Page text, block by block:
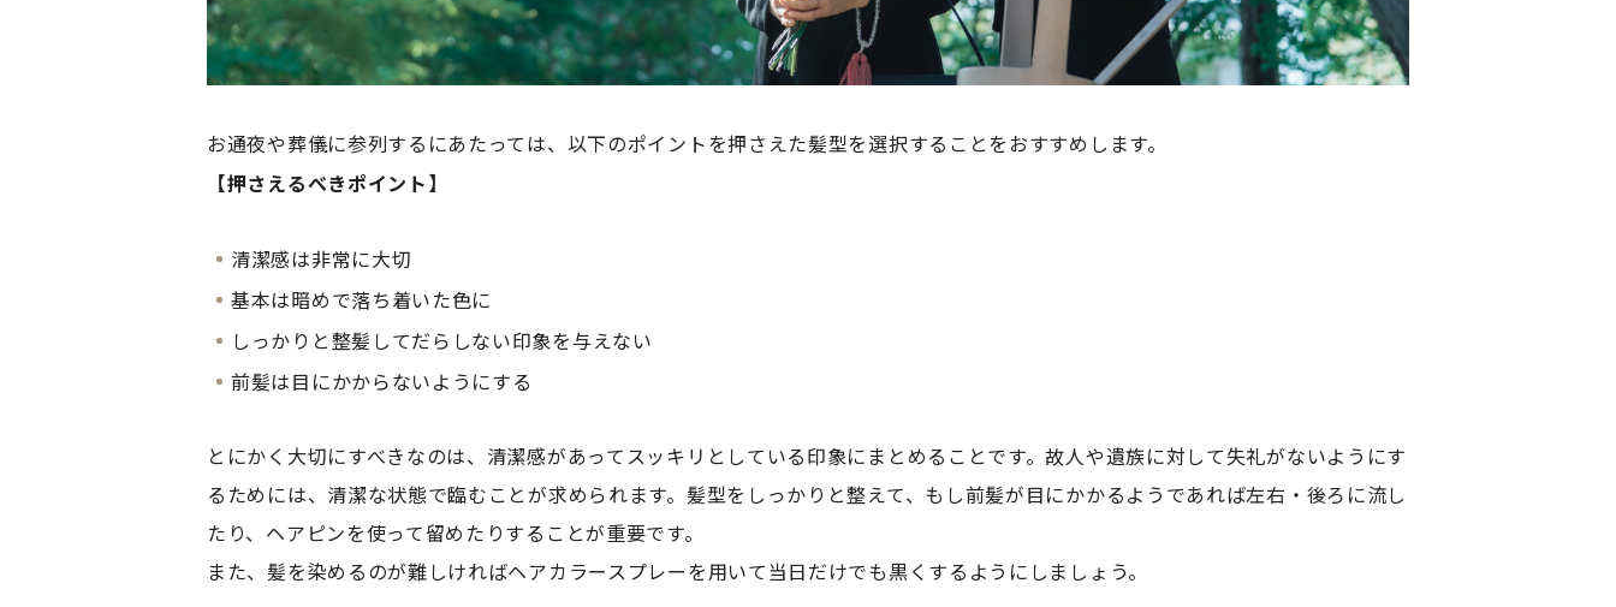
お通夜や葬儀に参列するにあたっては、以下のポイントを押さえた髪型を選択することをおすすめします。
【押さえるべきポイント】
清潔感は非常に大切
基本は暗めで落ち着いた色に
しっかりと整髪してだらしない印象を与えない
前髪は目にかからないようにする
とにかく大切にすべきなのは、清潔感があってスッキリとしている印象にまとめることです。故人や遺族に対して失礼がないようにす
るためには、清潔な状態で臨むことが求められます。髪型をしっかりと整えて、もし前髪が目にかかるようであれば左右・後ろに流し
たり、ヘアピンを使って留めたりすることが重要です。
また、髪を染めるのが難しければヘアカラースプレーを用いて当日だけでも黒くするようにしましょう。